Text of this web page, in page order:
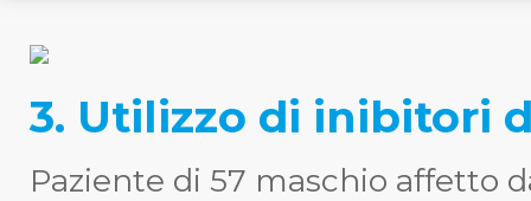
3. Utilizzo di inibitori
Paziente di 57 maschio affetto